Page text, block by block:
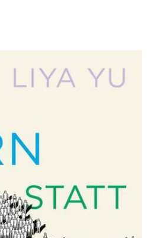
den gesellschaftlichen
| Das neue Konzept gegen